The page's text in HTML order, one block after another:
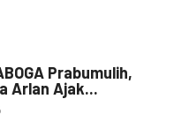
Prabumulih,
Arlan Ajak...